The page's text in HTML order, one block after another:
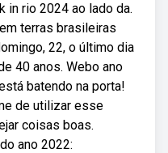
in rio 2024 ao lado da.
terras brasileiras
22, o último dia
40 anos. Webo ano
batendo na porta!
de utilizar esse
coisas boas.
ano 2022: